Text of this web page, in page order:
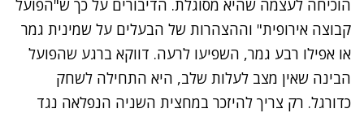
הוכיחה לעצמה שהיא מסוגלת. הדיבורים על כך ש"הפועל
קבוצה אירופית" וההצהרות של הבעלים על שמינית גמר
או אפילו רבע גמר, השפיעו לרעה. דווקא ברגע שהפועל
הבינה שאין מצב לעלות שלב, היא התחילה לשחק
כדורגל. רק צריך להיזכר במחצית השניה הנפלאה נגד